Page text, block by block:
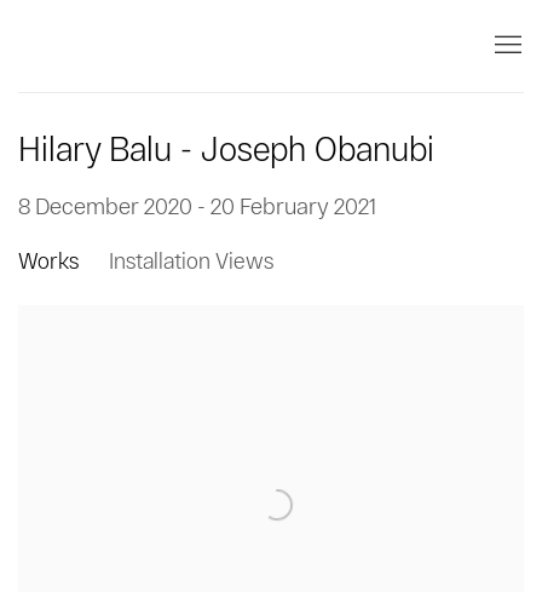
Hilary Balu - Joseph Obanubi
8 December 2020 - 20 February 2021
Works Installation Views